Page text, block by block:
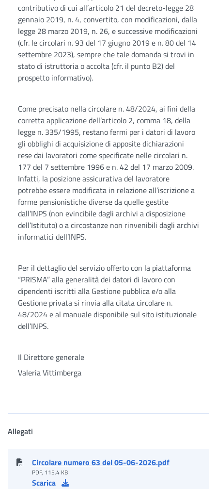
contributivo di cui all’articolo 21 del decreto-legge 28
gennaio 2019, n. 4, convertito, con modificazioni, dalla
legge 28 marzo 2019, n. 26, e successive modificazioni
(cfr. le circolari n. 93 del 17 giugno 2019 e n. 80 del 14
settembre 2023), sempre che tale domanda si trovi in
stato di istruttoria o accolta (cfr. il punto B2) del
prospetto informativo).
Come precisato nella circolare n. 48/2024, ai fini della
corretta applicazione dell’articolo 2, comma 18, della
legge n. 335/1995, restano fermi per i datori di lavoro
gli obblighi di acquisizione di apposite dichiarazioni
rese dai lavoratori come specificate nelle circolari n.
177 del 7 settembre 1996 e n. 42 del 17 marzo 2009.
Infatti, la posizione assicurativa del lavoratore
potrebbe essere modificata in relazione all’iscrizione a
forme pensionistiche diverse da quelle gestite
dall’INPS (non evincibile dagli archivi a disposizione
dell’Istituto) o a circostanze non rinvenibili dagli archivi
informatici dell’INPS.
Per il dettaglio del servizio offerto con la piattaforma
“PRISMA” alla generalità dei datori di lavoro con
dipendenti iscritti alla Gestione pubblica e/o alla
Gestione privata si rinvia alla citata circolare n.
48/2024 e al manuale disponibile sul sito istituzionale
dell’INPS.
Il Direttore generale
Valeria Vittimberga
Allegati
Circolare numero 63 del 05-06-2026.pdf
PDF, 115.4 KB
Scarica